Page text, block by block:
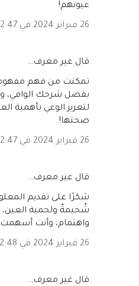
عيونهم!
26 فبراير 2024 في 2:47 م
‏قال غير معرف…
تمكنت من فهم
بفضل شرحك الوافي،
لتعزيز الوعي بأهمية
صحتها!
26 فبراير 2024 في 2:47 م
‏قال غير معرف…
شكرًا على تقديم
شُحيمةٌ ولحمية العين،
واهتمام، وأنت
26 فبراير 2024 في 2:48 م
‏قال غير معرف…